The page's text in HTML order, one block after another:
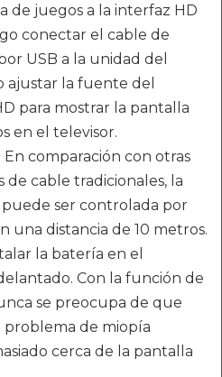
de juegos a la interfaz HD
conectar el cable de
USB a la unidad del
la fuente del
para mostrar la pantalla
en el televisor.
comparación con otras
de cable tradicionales, la
ser controlada por
una distancia de 10 metros.
la batería en el
Con la función de
se preocupa de que
problema de miopía
cerca de la pantalla